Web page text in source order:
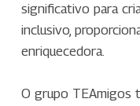
significativo para
inclusivo,
enriquecedora.
O grupo TEAmigos